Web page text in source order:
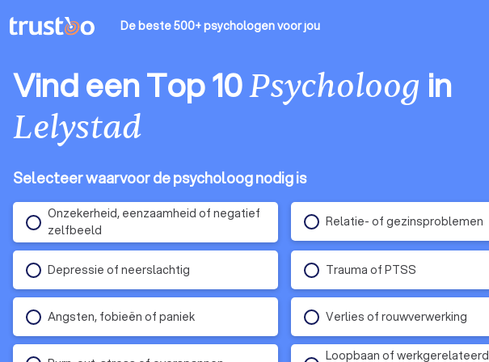
De beste 500+ psychologenvoor jou
Vind een Top 10Psycholoog in
Lelystad
Selecteer waarvoor de psycholoog nodig is
Onzekerheid, eenzaamheid of negatief
zelfbeeld
Relatie- of gezinsproblemen
Depressie of neerslachtig Trauma of PTSS
Angsten, fobieën of paniek Verlies of rouwverwerking
Loopbaan of werkgerelateerd